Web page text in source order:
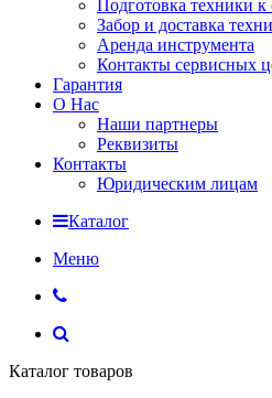
Подготовка техники к
Забор и доставка
Аренда инструмента
Контакты сервисных
Гарантия
О Нас
Наши партнеры
Реквизиты
Контакты
Юридическим лицам
Каталог
Меню
Каталог товаров